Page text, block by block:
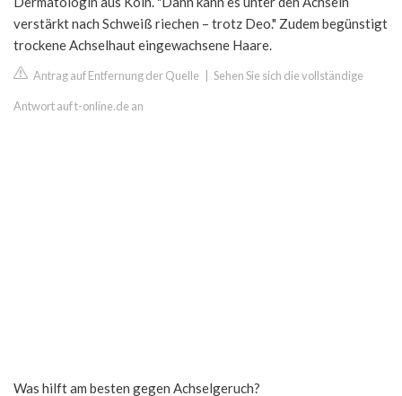
verstärkt nach Schweiß riechen – trotz Deo." Zudem begünstigt
trockene Achselhaut eingewachsene Haare.
Antrag auf Entfernung der Quelle Sehen Sie sich die vollständige
Antwort auf t-online.de an
Was hilft am besten gegen Achselgeruch?